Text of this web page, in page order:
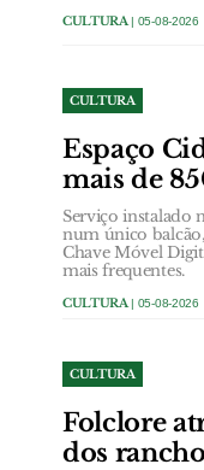
CULTURA | 05-08-2026
CULTURA
Espaço
mais de
Serviço instalado
num único
Chave Móvel
mais frequentes.
CULTURA | 05-08-2026
CULTURA
Folclore
dos